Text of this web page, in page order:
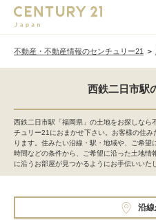
不動産・不動産情報のセンチュリー21
西鉄二日市駅
西鉄二日市駅「福岡県」の土地をお探しなら
チュリー21におまかせ下さい。お客様の住
ります。住みたい沿線・駅・地域や、ご希
時間などの条件から、ご希望に沿った土地情
に沿うお部屋が見つかるようにお手伝いいた
沿